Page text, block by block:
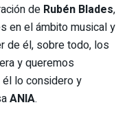
de Rubén Blades,
en el ámbito musical y
de él, sobre todo, los
y queremos
lo considero y
ANIA.